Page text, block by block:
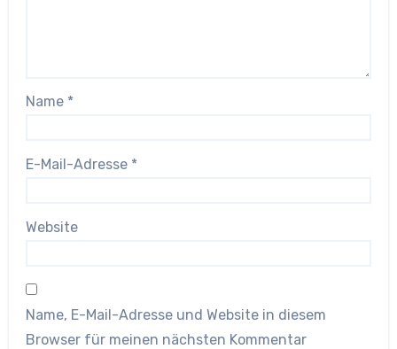
Name *
E-Mail-Adresse *
Website
Name, E-Mail-Adresse und Website in diesem
Browser für meinen nächsten Kommentar